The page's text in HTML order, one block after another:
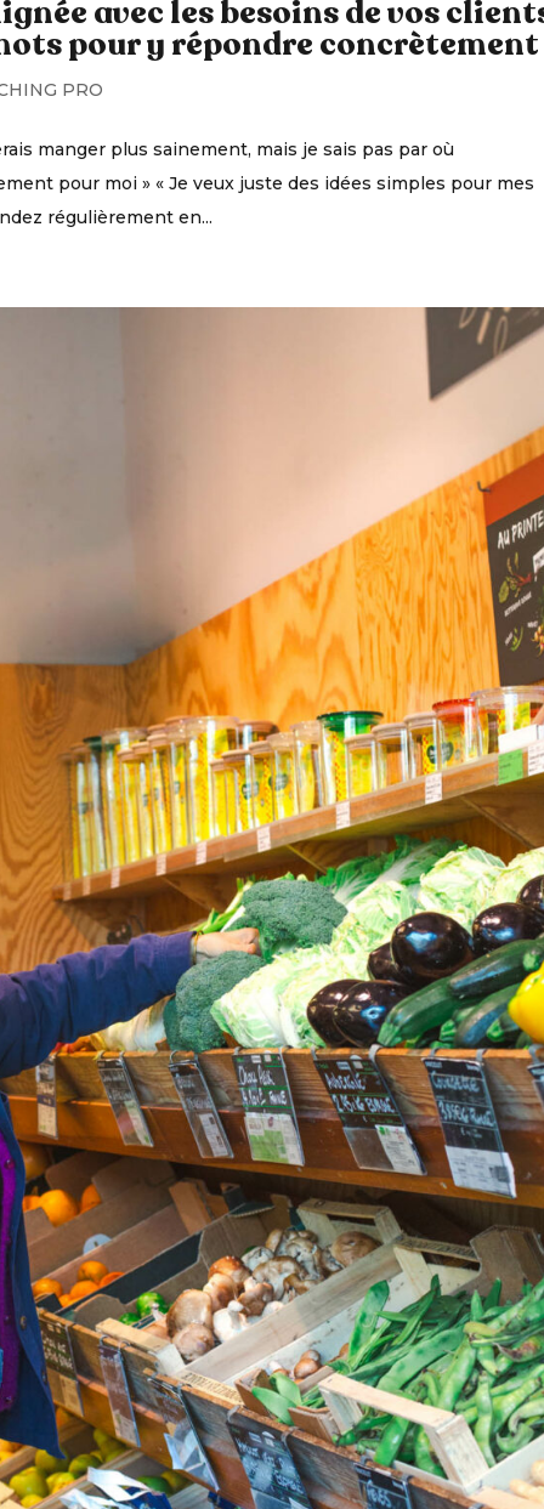
avec les besoins de vos
pour y répondre concrètement
PRO
manger plus sainement, mais je sais pas par où
pour moi » « Je veux juste des idées simples pour mes
régulièrement en...